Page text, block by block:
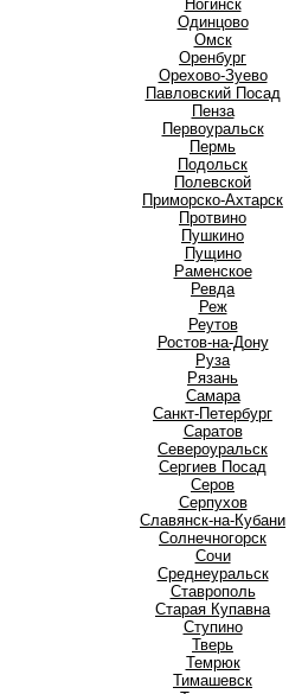
Ногинск
Одинцово
Омск
Оренбург
Орехово-Зуево
Павловский Посад
Пенза
Первоуральск
Пермь
Подольск
Полевской
Приморско-Ахтарск
Протвино
Пушкино
Пущино
Раменское
Ревда
Реж
Реутов
Ростов-на-Дону
Руза
Рязань
Самара
Санкт-Петербург
Саратов
Североуральск
Сергиев Посад
Серов
Серпухов
Славянск-на-Кубани
Солнечногорск
Сочи
Среднеуральск
Ставрополь
Старая Купавна
Ступино
Тверь
Темрюк
Тимашевск